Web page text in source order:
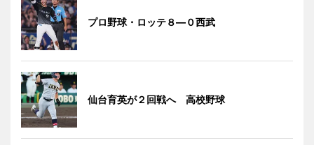
プロ野球・ロッテ８―０西武
仙台育英が２回戦へ 高校野球